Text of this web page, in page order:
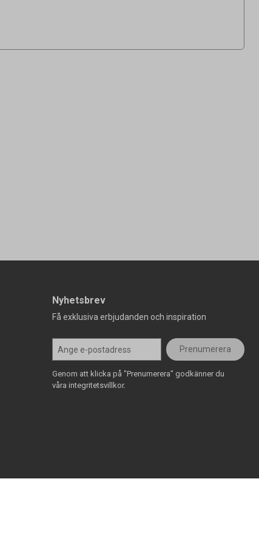
Nyhetsbrev
Få exklusiva erbjudanden och inspiration
Prenumerera
Genom att klicka på "Prenumerera" godkänner du
våra integritetsvillkor.